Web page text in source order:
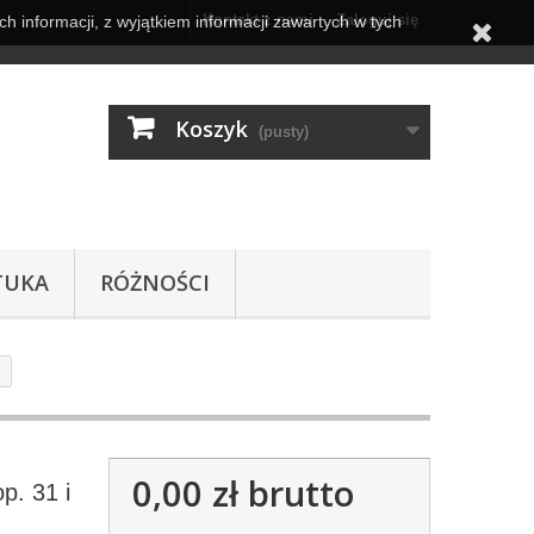
Zaloguj się
Kontakt z nami
Koszyk (pusty)
RÓŻNOŚCI
31 i
0,00 złbrutto
informacji, z wyjątkiem informacji zawartych w tych